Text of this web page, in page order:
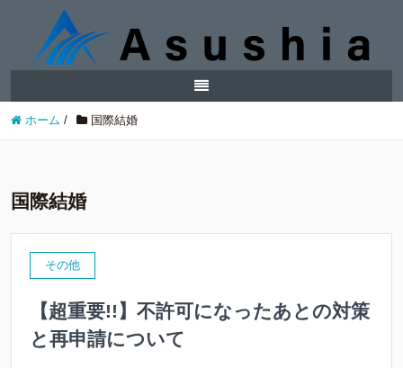
ホーム / 国際結婚
国際結婚
その他
【超重要!!】不許可になったあとの対策
と再申請について